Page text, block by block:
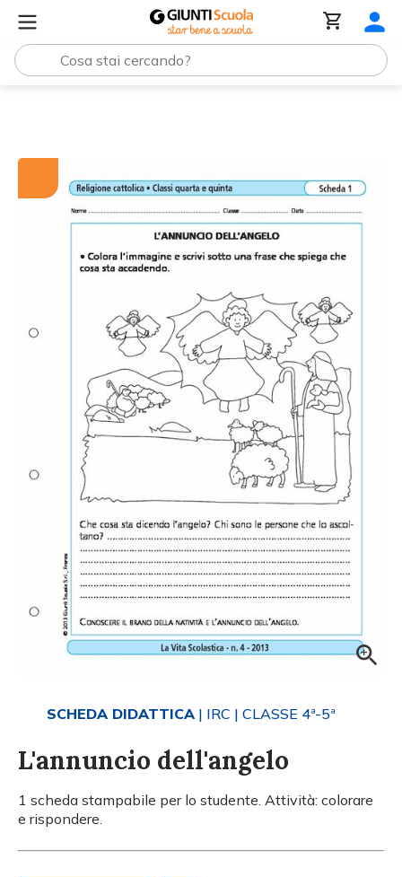
SCHEDA DIDATTICA | IRC | CLASSE 4ª-5ª
L'annuncio dell'angelo
1 scheda stampabile per lo studente. Attività: colorare
e rispondere.